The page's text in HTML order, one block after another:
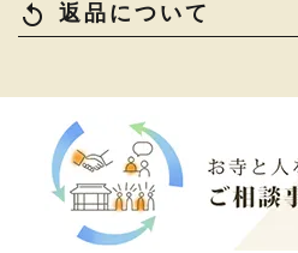
replay 返品について